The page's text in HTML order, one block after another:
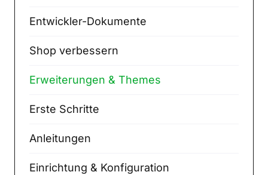
Entwickler-Dokumente
Shop verbessern
Erweiterungen & Themes
Erste Schritte
Anleitungen
Einrichtung & Konfiguration